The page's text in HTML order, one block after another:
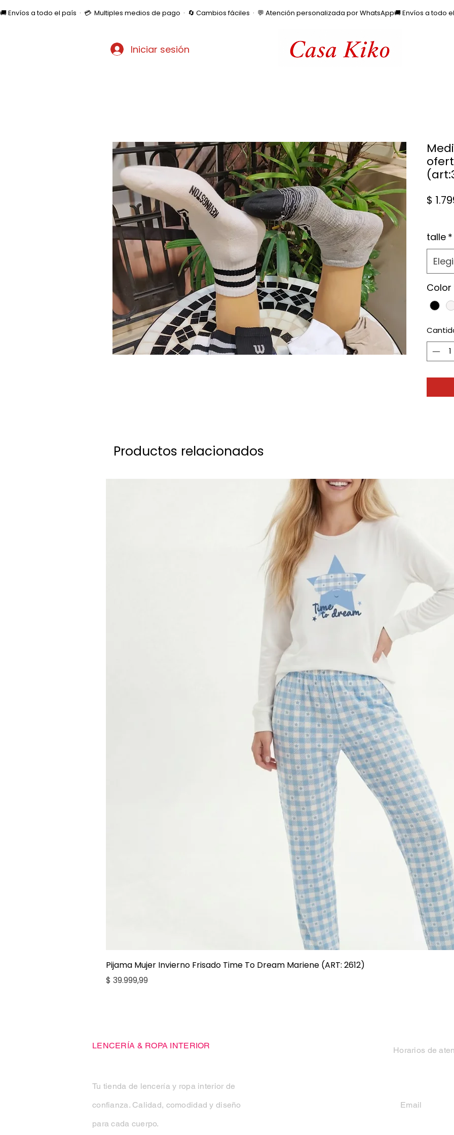
🚚 Envíos a todo el país  ·  💳  Multiples medios de pago  ·  🔄 Cambios fáciles  ·  💬 Atención personalizada por WhatsApp
Iniciar sesión
Productos relacionados
Vista rápida
Pijama Mujer Invierno Frisado Time To Dream Mariene (ART: 2612)
Precio
$ 39.999,99
$
talle *
Color
LENCERÍA & ROPA INTERIOR
Tu tienda de lencería y ropa interior de
confianza. Calidad, comodidad y diseño
para cada cuerpo.
Horarios de
Email